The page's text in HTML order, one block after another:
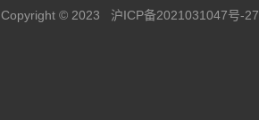
Copyright © 2023 沪ICP备2021031047号-27